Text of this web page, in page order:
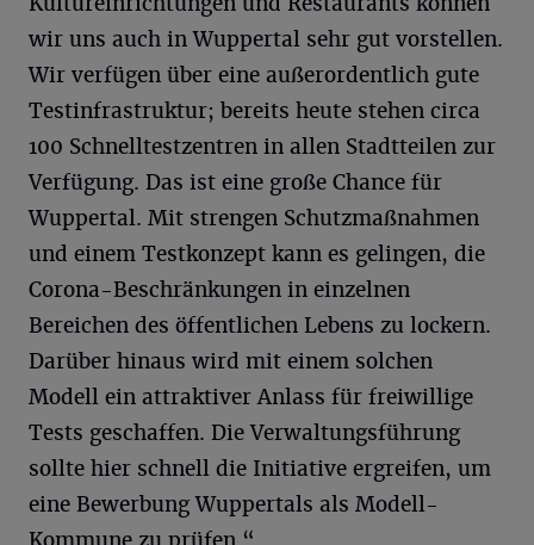
wir uns auch in Wuppertal sehr gut vorstellen.
Wir verfügen über eine außerordentlich gute
Testinfrastruktur; bereits heute stehen circa
100 Schnelltestzentren in allen Stadtteilen zur
Verfügung. Das ist eine große Chance für
Wuppertal. Mit strengen Schutzmaßnahmen
und einem Testkonzept kann es gelingen, die
Corona-Beschränkungen in einzelnen
Bereichen des öffentlichen Lebens zu lockern.
Darüber hinaus wird mit einem solchen
Modell ein attraktiver Anlass für freiwillige
Tests geschaffen. Die Verwaltungsführung
sollte hier schnell die Initiative ergreifen, um
eine Bewerbung Wuppertals als Modell-